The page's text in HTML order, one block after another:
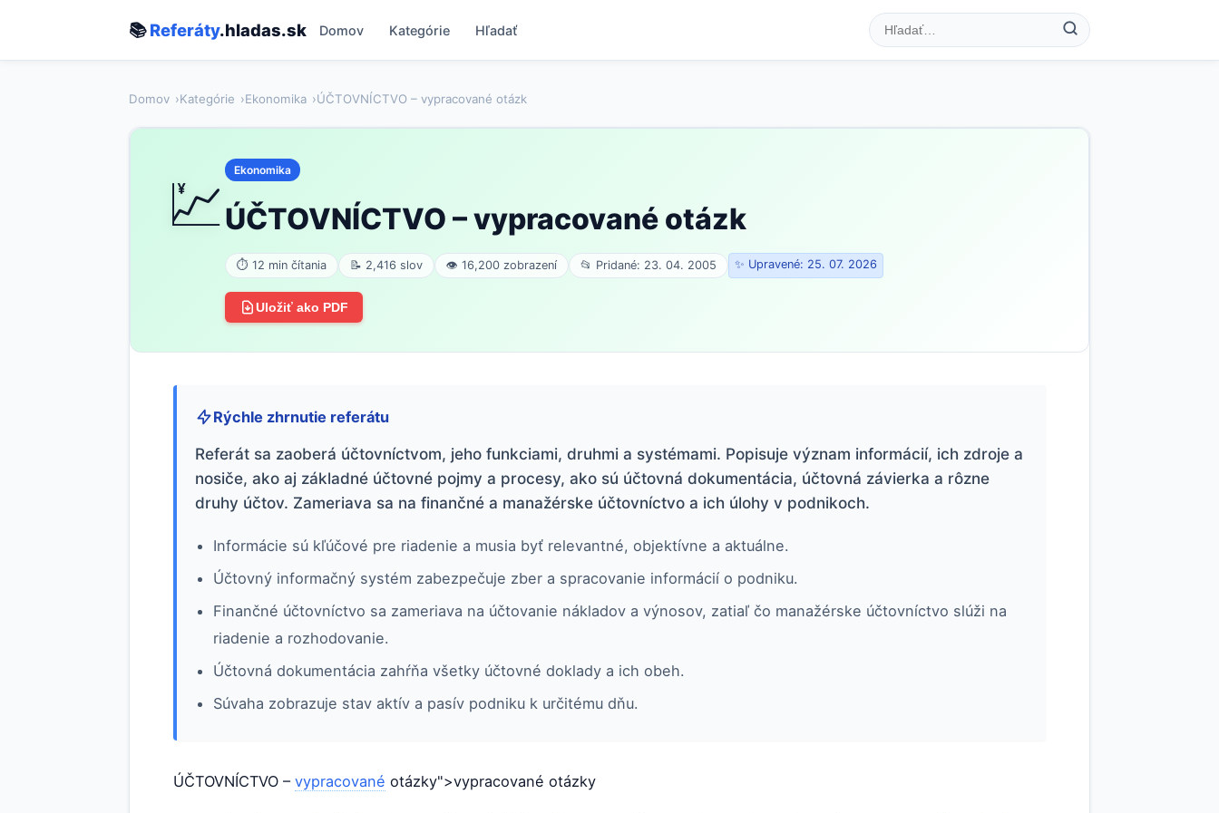
📚Referáty.hladas.sk Domov Kategórie Hľadať
Domov Kategórie Ekonomika ÚČTOVNÍCTVO – vypracované otázk
💹 Ekonomika
ÚČTOVNÍCTVO – vypracované otázk
⏱ 12 min čítania 📝 2,416 slov 👁 16,200 zobrazení 📂 Pridané: 23. 04. 2005 ✨ Upravené: 25. 07. 2026
Uložiť ako PDF
Rýchle zhrnutie referátu
Referát sa zaoberá účtovníctvom, jeho funkciami, druhmi a systémami. Popisuje význam informácií, ich zdroje a
nosiče, ako aj základné účtovné pojmy a procesy, ako sú účtovná dokumentácia, účtovná závierka a rôzne
druhy účtov. Zameriava sa na finančné a manažérske účtovníctvo a ich úlohy v podnikoch.
Informácie sú kľúčové pre riadenie a musia byť relevantné, objektívne a aktuálne.
Účtovný informačný systém zabezpečuje zber a spracovanie informácií o podniku.
Finančné účtovníctvo sa zameriava na účtovanie nákladov a výnosov, zatiaľ čo manažérske účtovníctvo slúži na
riadenie a rozhodovanie.
Účtovná dokumentácia zahŕňa všetky účtovné doklady a ich obeh.
Súvaha zobrazuje stav aktív a pasív podniku k určitému dňu.
ÚČTOVNÍCTVO – vypracované otázky">vypracované otázky